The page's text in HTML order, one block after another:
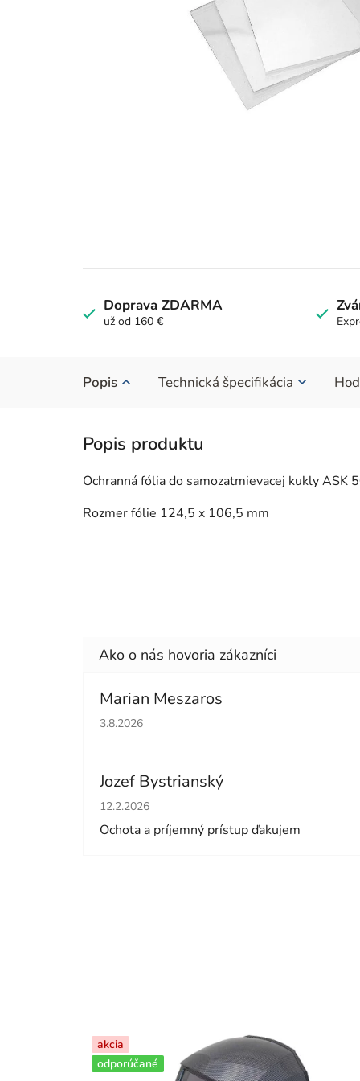
Doprava ZDARMA
už od 160 €
Popis Technická špecifikácia
Ochranná fólia do samozatmievacej kukly ASK
Rozmer fólie 124,5 x 106,5 mm
Marian Meszaros
Hodnotenie obchodu je 5 z 5 hviezdičiek.
3.8.2026
Jozef Bystrianský
Hodnotenie obchodu je 5 z 5 hviezdičiek.
12.2.2026
Ochota a príjemný prístup ďakujem
akcia
odporúčané